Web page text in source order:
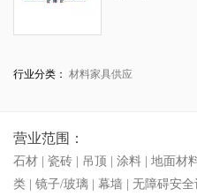
行业分类： 材料家具供应
营业范围：
石材 | 瓷砖 | 吊顶 | 涂料 | 地面材料 | 卫浴洁具 | 隔断隔墙 | 门类 | 窗
类 | 镜子/玻璃 | 幕墙 | 无障碍安全设施 | 防水材料 | 辐射屏蔽防护材